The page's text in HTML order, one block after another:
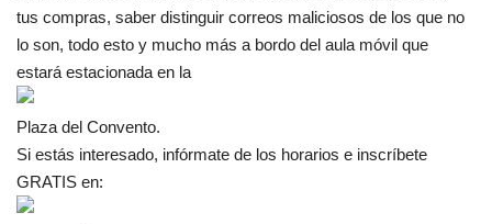
Galerías
Contacto
Empresas
tus compras, saber distinguir correos maliciosos de los que no
lo son, todo esto y mucho más a bordo del aula móvil que
estará estacionada en la
Plaza del Convento.
Si estás interesado, infórmate de los horarios e inscríbete
GRATIS en: